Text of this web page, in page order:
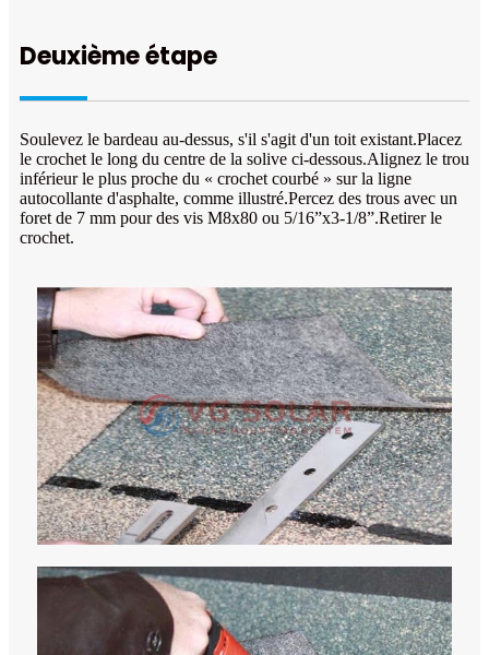
Deuxième étape
Soulevez le bardeau au-dessus, s'il s'agit d'un toit existant.Placez
le crochet le long du centre de la solive ci-dessous.Alignez le trou
inférieur le plus proche du « crochet courbé » sur la ligne
autocollante d'asphalte, comme illustré.Percez des trous avec un
foret de 7 mm pour des vis M8x80 ou 5/16”x3-1/8”.Retirer le
crochet.